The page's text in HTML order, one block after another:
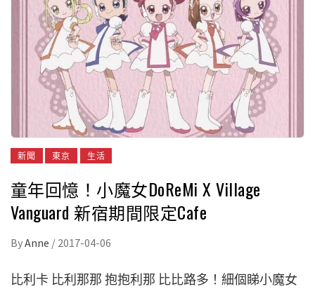
新聞 東京 生活
童年回憶！小魔女DoReMi X Village
Vanguard 新宿期間限定Cafe
ByAnne / 2017-04-06
比利卡 比利那那 抱抱利那 比比路多！細個睇小魔女